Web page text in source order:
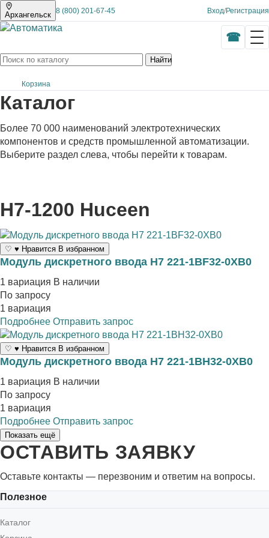
Архангельск 8 (800) 201-67-45 Вход/Регистрация
Найти
Корзина
Каталог
Более 70 000 наименований электротехнических
компонентов и средств промышленной автоматизации.
Выберите раздел слева, чтобы перейти к товарам.
H7-1200 Huceen
♡ ♥ Нравится В избранном
Модуль дискретного ввода H7 221-1BF32-0XB0
1 вариация В наличии
По запросу
1 вариация
Подробнее Отправить запрос
♡ ♥ Нравится В избранном
Модуль дискретного ввода H7 221-1BH32-0XB0
1 вариация В наличии
По запросу
1 вариация
Подробнее Отправить запрос
Показать ещё
ОСТАВИТЬ ЗАЯВКУ
Оставьте контакты — перезвоним и ответим на вопросы.
Полезное
Каталог